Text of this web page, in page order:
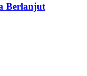
Berlanjut